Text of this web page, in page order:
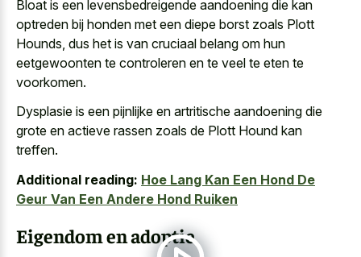
Bloat is een levensbedreigende aandoening die kan
optreden bij honden met een diepe borst zoals Plott
Hounds, dus het is van cruciaal belang om hun
eetgewoonten te controleren en te veel te eten te
voorkomen.
Dysplasie is een pijnlijke en artritische aandoening die
grote en actieve rassen zoals de Plott Hound kan
treffen.
Additional reading: Hoe Lang Kan Een Hond De
Geur Van Een Andere Hond Ruiken
Eigendom en adoptie